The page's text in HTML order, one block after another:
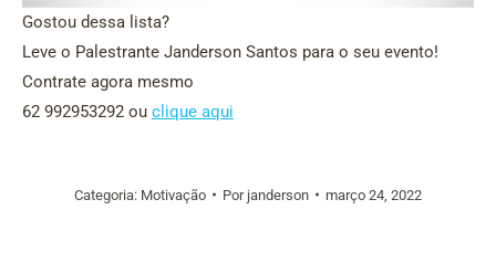
Gostou dessa lista?
Leve o Palestrante Janderson Santos para o seu evento!
Contrate agora mesmo
62 992953292 ou clique aqui
Categoria: Motivação Por janderson março 24, 2022